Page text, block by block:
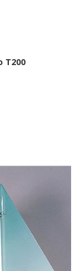
T200